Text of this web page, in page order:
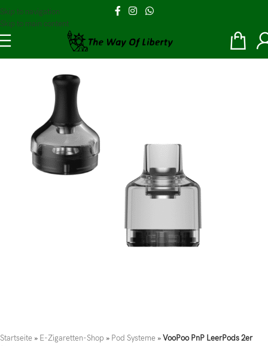
Skip to navigation
Skip to main content
Startseite » E-Zigaretten-Shop » Pod Systeme »VooPoo PnP LeerPods 2er